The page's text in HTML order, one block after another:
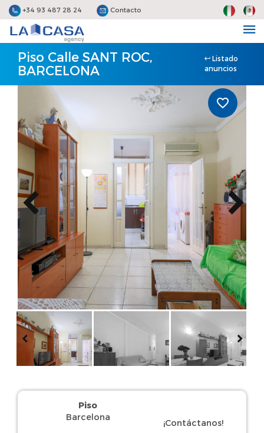
+34 93 487 28 24 Contacto
Piso Calle SANT ROC,
BARCELONA
Listado
anuncios
Piso
Barcelona
¡Contáctanos!